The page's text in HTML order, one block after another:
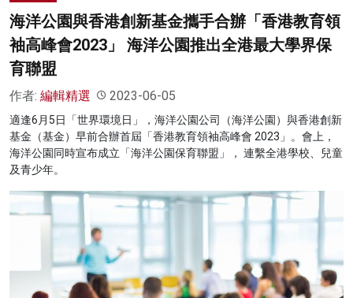
海洋公園與香港創新基金攜手合辦「香港教育領
袖高峰會2023」 海洋公園推出全港最大學界保
育聯盟
作者: 編輯精選 2023-06-05
適逢6月5日「世界環境日」，海洋公園公司（海洋公園）與香港創新
基金（基金）早前合辦首屆「香港教育領袖高峰會 2023」。會上，
海洋公園同時宣布成立「海洋公園保育聯盟」， 連繫全港學校、兒童
及青少年。